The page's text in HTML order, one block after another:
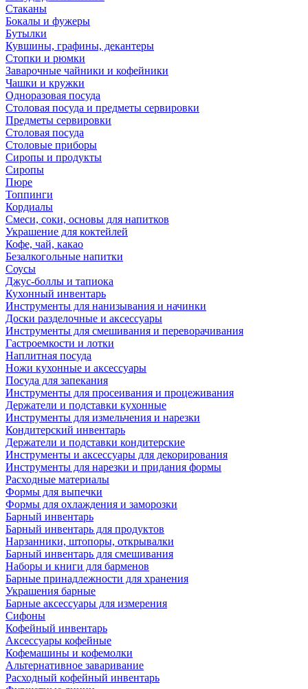
Стаканы
Бокалы и фужеры
Бутылки
Кувшины, графины, декантеры
Стопки и рюмки
Заварочные чайники и кофейники
Чашки и кружки
Одноразовая посуда
Столовая посуда и предметы сервировки
Предметы сервировки
Столовая посуда
Столовые приборы
Сиропы и продукты
Сиропы
Пюре
Топпинги
Кордиалы
Смеси, соки, основы для напитков
Украшение для коктейлей
Кофе, чай, какао
Безалкогольные напитки
Соусы
Джус-боллы и тапиока
Кухонный инвентарь
Инструменты для нанизывания и начинки
Доски разделочные и аксессуары
Инструменты для смешивания и переворачивания
Гастроемкости и лотки
Наплитная посуда
Ножи кухонные и аксессуары
Посуда для запекания
Инструменты для просеивания и процеживания
Держатели и подставки кухонные
Инструменты для измельчения и нарезки
Кондитерский инвентарь
Держатели и подставки кондитерские
Инструменты и аксессуары для декорирования
Инструменты для нарезки и придания формы
Расходные материалы
Формы для выпечки
Формы для охлаждения и заморозки
Барный инвентарь
Барный инвентарь для продуктов
Нарзанники, штопоры, открывалки
Барный инвентарь для смешивания
Наборы и книги для барменов
Барные принадлежности для хранения
Украшения барные
Барные аксессуары для измерения
Сифоны
Кофейный инвентарь
Аксессуары кофейные
Кофемашины и кофемолки
Альтернативное заваривание
Расходный кофейный инвентарь